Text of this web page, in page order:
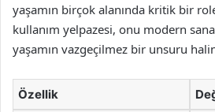
yaşamın birçok alanında kritik bir
kullanım yelpazesi, onu modern
yaşamın vazgeçilmez bir unsuru
Özellik